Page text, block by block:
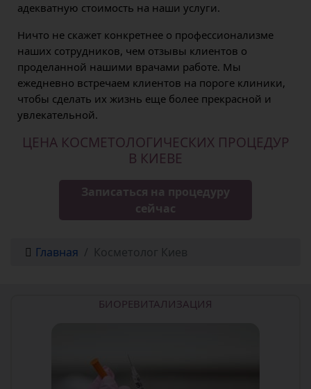
адекватную стоимость на наши услуги.
Ничто не скажет конкретнее о профессионализме
наших сотрудников, чем отзывы клиентов о
проделанной нашими врачами работе. Мы
ежедневно встречаем клиентов на пороге клиники,
чтобы сделать их жизнь еще более прекрасной и
увлекательной.
ЦЕНА КОСМЕТОЛОГИЧЕСКИХ ПРОЦЕДУР
В КИЕВЕ
Записаться на процедуру
сейчас
Главная Косметолог Киев
БИОРЕВИТАЛИЗАЦИЯ